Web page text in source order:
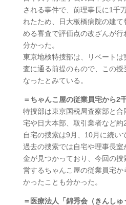
される事件で、前理事長に1千
れたため、日大板橋病院の建
める審査で評価点の改ざんが
分かった。
東京地検特捜部は、リベート
査に通る前提のもので、この授
なったとみている。
＝ちゃんこ屋の従業員宅から2
特捜部は東京国税局査察部と合
宅や日大本部、取引業者など約
自宅の捜索は9月、10月に続い
過去の捜索では自宅や理事長
金が見つかっており、今回の
営するちゃんこ屋の従業員宅
かったことも分かった。
＝医療法人「錦秀会（きんし